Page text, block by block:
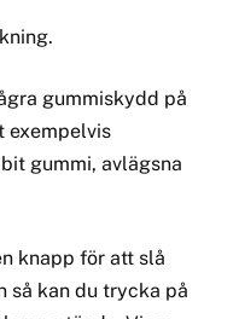
gummiskydd på
exempelvis
gummi, avlägsna
knapp för att slå
så kan du trycka på